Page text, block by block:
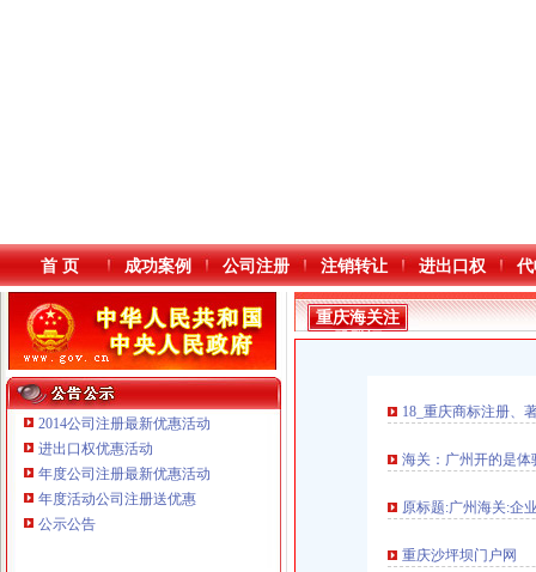
本站导航
首 页 成功案例 公司注册 注销转让 进出口权
2014公司注册最新优惠活动
进出口权优惠活动
年度公司注册最新优惠活动
年度活动公司注册送优惠
公示公告
重庆鸽牌电线电缆有限公司 渝北10010万 (进出口权)
重庆海关注
册登记
18_重庆商标注册、
海关：广州开的是体
原标题:广州海关:企
重庆沙坪坝门户网